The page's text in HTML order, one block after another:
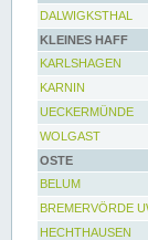
DALWIGKSTHAL
KLEINES HAFF
KARLSHAGEN
KARNIN
UECKERMÜNDE
WOLGAST
OSTE
BELUM
BREMERVÖRDE
HECHTHAUSEN